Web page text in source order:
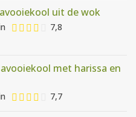
uit de wok
7,8
met harissa en
7,7